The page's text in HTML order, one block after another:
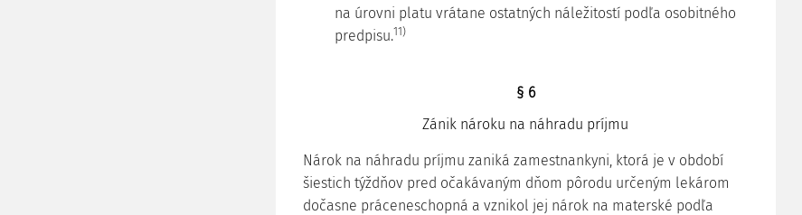
na úrovni platu vrátane ostatných náležitostí podľa osobitného
predpisu.11)
§ 6
Zánik nároku na náhradu príjmu
Nárok na náhradu príjmu zaniká zamestnankyni, ktorá je v období
šiestich týždňov pred očakávaným dňom pôrodu určeným lekárom
dočasne práceneschopná a vznikol jej nárok na materské podľa